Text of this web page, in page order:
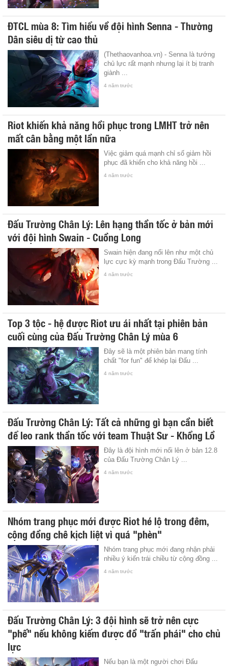
ĐTCL mùa 8: Tìm hiểu về đội hình Senna - Thường
Dân siêu dị từ cao thủ
(Thethaovanhoa.vn) - Senna là tướng
chủ lực rất mạnh nhưng lại ít bị tranh
giành ...
4 năm trước
Riot khiến khả năng hồi phục trong LMHT trở nên
mất cân bằng một lần nữa
Việc giảm quá mạnh chỉ số giảm hồi
phục đã khiến cho khả năng hồi ...
4 năm trước
Đấu Trường Chân Lý: Lên hạng thần tốc ở bản mới
với đội hình Swain - Cuồng Long
Swain hiện đang nổi lên như một chủ
lực cực kỳ mạnh trong Đấu Trường ...
4 năm trước
Top 3 tộc - hệ được Riot ưu ái nhất tại phiên bản
cuối cùng của Đấu Trường Chân Lý mùa 6
Đây sẽ là một phiên bản mang tính
chất "for fun" để khép lại Đấu ...
4 năm trước
Đấu Trường Chân Lý: Tất cả những gì bạn cần biết
để leo rank thần tốc với team Thuật Sư - Khổng Lồ
Đây là đội hình mới nổi lên ở bản 12.8
của Đấu Trường Chân Lý ...
4 năm trước
Nhóm trang phục mới được Riot hé lộ trong đêm,
cộng đồng chê kịch liệt vì quá "phèn"
Nhóm trang phục mới đang nhận phải
nhiều ý kiến trái chiều từ cộng đồng ...
4 năm trước
Đấu Trường Chân Lý: 3 đội hình sẽ trở nên cực
"phế" nếu không kiếm được đồ "trấn phái" cho chủ
lực
Nếu bạn là một người chơi Đấu